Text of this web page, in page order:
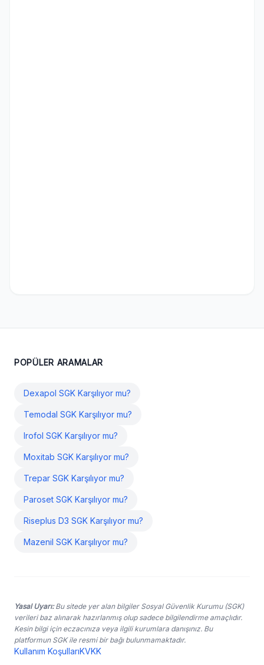
POPÜLER ARAMALAR
Dexapol SGK Karşılıyor mu?
Temodal SGK Karşılıyor mu?
Irofol SGK Karşılıyor mu?
Moxitab SGK Karşılıyor mu?
Trepar SGK Karşılıyor mu?
Paroset SGK Karşılıyor mu?
Riseplus D3 SGK Karşılıyor mu?
Mazenil SGK Karşılıyor mu?
Yasal Uyarı:Bu sitede yer alan bilgiler Sosyal Güvenlik Kurumu (SGK)
verileri baz alınarak hazırlanmış olup sadece bilgilendirme amaçlıdır.
Kesin bilgi için eczacınıza veya ilgili kurumlara danışınız. Bu
platformun SGK ile resmi bir bağı bulunmamaktadır.
Kullanım KoşullarıKVKK